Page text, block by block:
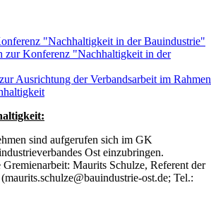
"Nachhaltigkeit in der Bauindustrie"
zur Konferenz "Nachhaltigkeit in der
Ausrichtung der Verbandsarbeit im Rahmen
sind aufgerufen sich im GK
Ost einzubringen.
Maurits Schulze, Referent der
ost.de; Tel.: